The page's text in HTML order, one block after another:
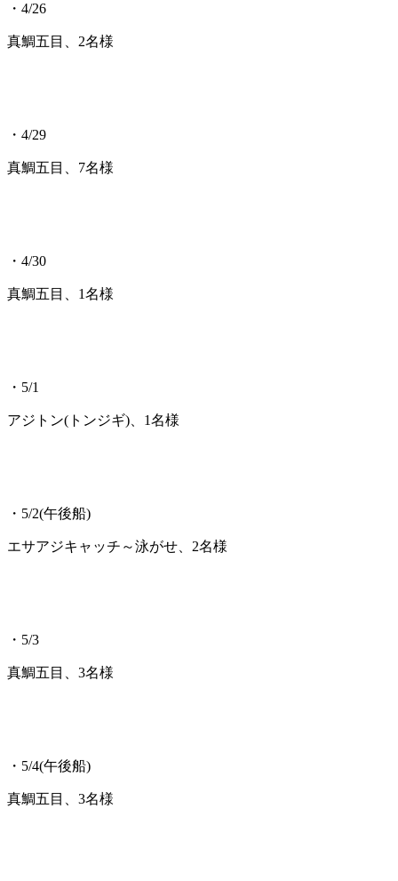
・4/26
真鯛五目、2名様
・4/29
真鯛五目、7名様
・4/30
真鯛五目、1名様
・5/1
アジトン(トンジギ)、1名様
・5/2(午後船)
エサアジキャッチ～泳がせ、2名様
・5/3
真鯛五目、3名様
・5/4(午後船)
真鯛五目、3名様